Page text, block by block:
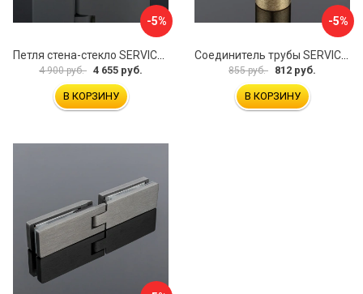
-5%
4 900 руб. 4 655 руб.
В КОРЗИНУ
-5%
855 руб. 812 руб.
В КОРЗИНУ